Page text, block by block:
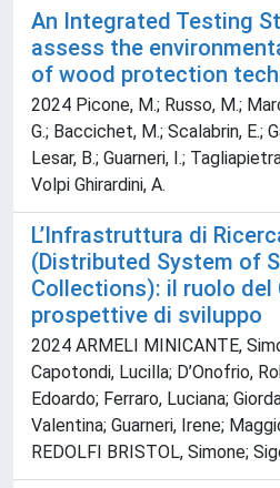
An Integrated Testing
assess the
of wood protection
2024 Picone, M.; Russo, M.;
G.; Baccichet, M.; Scalabrin, E.;
Lesar, B.; Guarneri, I.;
Volpi Ghirardini, A.
L’Infrastruttura di
(Distributed System of
Collections): il ruolo del
prospettive di sviluppo
2024 ARMELI MINICANTE,
Capotondi, Lucilla; D’Onofrio,
Edoardo; Ferraro, Luciana;
Valentina; Guarneri, Irene;
REDOLFI BRISTOL, Simone;